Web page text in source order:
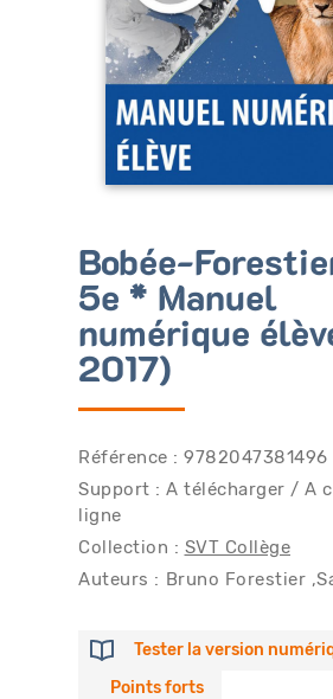
Bénéficiez de tarifs préférentiels
Téléchargez des ressources
Recevez des informations sur nos
Bobée-
5e * Manuel
numérique
2017)
Référence : 9782047381496
Support : A télécharger / A
ligne
Collection : SVT Collège
Auteurs : Bruno Forestier
Tester la version
Points forts